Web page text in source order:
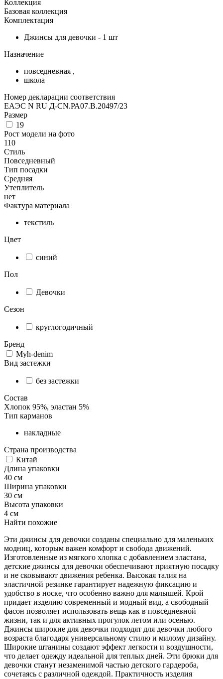
Коллекция
Базовая коллекция
Комплектация
Джинсы для девочки - 1 шт
Назначение
повседневная
школа
Номер декларации соответствия
ЕАЭС N RU Д-CN.РА07.В.20497/23
Размер
19
Рост модели на фото
110
Стиль
Повседневный
Тип посадки
Средняя
Утеплитель
нет
Фактура материала
текстиль
Цвет
синий
Пол
Девочки
Сезон
круглогодичный
Бренд
Myh-denim
Вид застежки
без застежки
Состав
Хлопок 95%, эластан 5%
Тип карманов
накладные
Страна производства
Китай
Длина упаковки
40 см
Ширина упаковки
30 см
Высота упаковки
4 см
Найти похожие
Эти джинсы для девочки созданы специально для маленьких
модниц, которым важен комфорт и свобода движений.
Изготовленные из мягкого хлопка с добавлением эластана,
детские джинсы для девочки обеспечивают приятную посадку
и не сковывают движения ребенка. Высокая талия на
эластичной резинке гарантирует надежную фиксацию и
удобство в носке, что особенно важно для малышей. Крой
придает изделию современный и модный вид, а свободный
фасон позволяет использовать вещь как в повседневной
жизни, так и для активных прогулок летом или осенью.
Джинсы широкие для девочки подходят для девочки любого
возраста благодаря универсальному стилю и милому дизайну.
Широкие штанины создают эффект легкости и воздушности,
что делает одежду идеальной для теплых дней. Эти брюки для
девочки станут незаменимой частью детского гардероба,
сочетаясь с различной одеждой. Практичность изделия